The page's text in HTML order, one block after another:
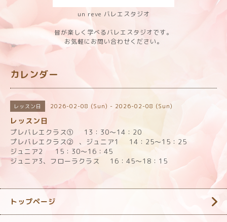
un reve バレエスタジオ
皆が楽しく学べるバレエスタジオです。
お気軽にお問い合わせください。
カレンダー
レッスン日 2026-02-08 (Sun) - 2026-02-08 (Sun)
レッスン日
プレバレエクラス① 13：30～14：20
プレバレエクラス② 、ジュニア1 14：25～15：25
ジュニア2 15：30～16：45
ジュニア3、フローラクラス 16：45～18：15
トップページ